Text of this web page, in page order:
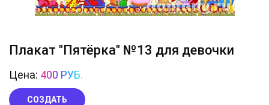
Плакат "Пятёрка" №13 для девочки
Цена: 400 РУБ.
СОЗДАТЬ